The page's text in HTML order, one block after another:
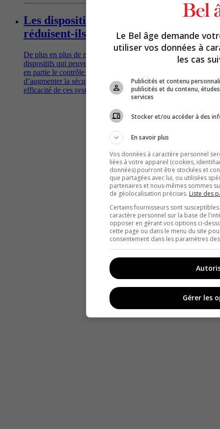
Les dispositifs d’aide à la conduite
réduisent-ils vraiment les accidents?
De plus en plus de nouvelles voitures sont équipées de
dispositifs qui peuvent alerter le conducteur et même prendre
en partie le contrôle à sa place, théoriquement dans le but
d’augmenter la sécurité sur les routes. Qu'en est-il de la réelle
efficacité de ces systèmes?
Le Bel âge demande
utiliser vos données à
les cas
Publicités et contenu
publicités et du contenu,
services
Stocker et/ou accéder à des
En savoir plus
Vos données à caractère personnel
liées à votre appareil (cookies,
données) pourront être stockées et
que partagées avec lui, ou utilisées
partenaires et nous-mêmes sommes
de géolocalisation précises. Liste des
Certains fournisseurs sont
caractère personnel sur la base de
opposer en gérant vos options ci-
cette page ou dans le menu du site
consentement dans les paramètres
Gérer les